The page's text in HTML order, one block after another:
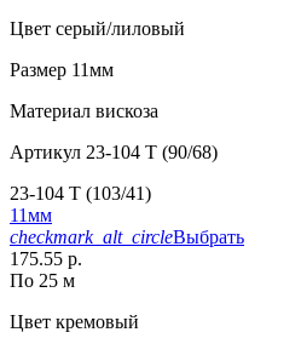
Цвет серый/лиловый
Размер 11мм
Материал вискоза
Артикул 23-104 T (90/68)
23-104 T (103/41)
11мм
checkmark_alt_circleВыбрать
175.55 р.
По 25 м
Цвет кремовый